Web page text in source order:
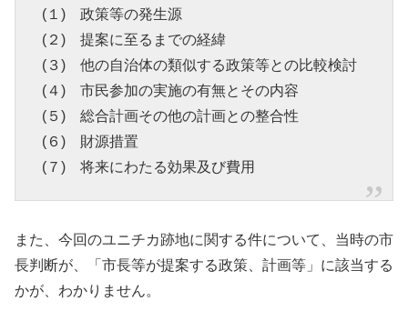
(１) 政策等の発生源
(２) 提案に至るまでの経緯
(３) 他の自治体の類似する政策等との比較検討
(４) 市民参加の実施の有無とその内容
(５) 総合計画その他の計画との整合性
(６) 財源措置
(７) 将来にわたる効果及び費用
また、今回のユニチカ跡地に関する件について、当時の市
長判断が、「市長等が提案する政策、計画等」に該当する
かが、わかりません。